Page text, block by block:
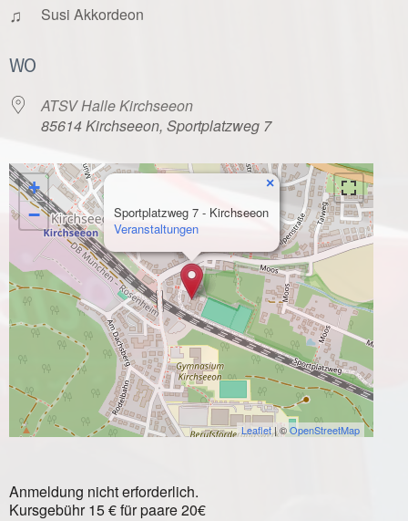
♫ Susi Akkordeon
WO
ATSV Halle Kirchseeon
85614 Kirchseeon, Sportplatzweg 7
Sportplatzweg 7 - Kirchseeon
Veranstaltungen
×
+
−
Leaflet| ©OpenStreetMap
Anmeldung nicht erforderlich.
Kursgebühr 15 € für paare 20€